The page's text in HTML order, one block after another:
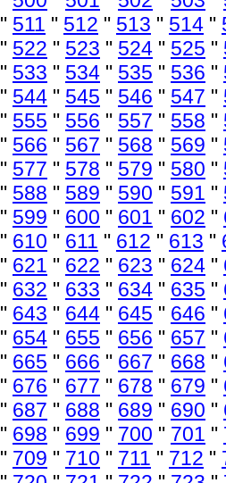
" 511 " 512 " 513 " 514 "
" 522 " 523 " 524 " 525 "
" 533 " 534 " 535 " 536 "
" 544 " 545 " 546 " 547 "
" 555 " 556 " 557 " 558 "
" 566 " 567 " 568 " 569 "
" 577 " 578 " 579 " 580 "
" 588 " 589 " 590 " 591 "
" 599 " 600 " 601 " 602 "
" 610 " 611 " 612 " 613 "
" 621 " 622 " 623 " 624 "
" 632 " 633 " 634 " 635 "
" 643 " 644 " 645 " 646 "
" 654 " 655 " 656 " 657 "
" 665 " 666 " 667 " 668 "
" 676 " 677 " 678 " 679 "
" 687 " 688 " 689 " 690 "
" 698 " 699 " 700 " 701 "
" 709 " 710 " 711 " 712 "